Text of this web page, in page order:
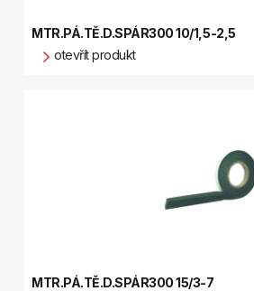
MTR.PÁ.TĚ.D.SPÁR300 10/1,5-2,5
otevřít produkt
MTR.PÁ.TĚ.D.SPÁR300 15/3-7